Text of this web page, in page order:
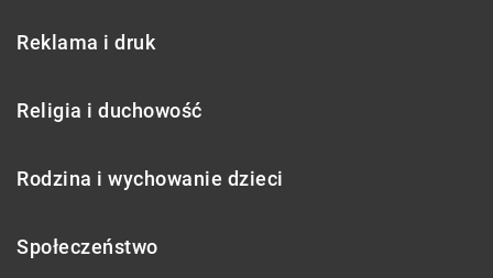
Reklama i druk
Religia i duchowość
Rodzina i wychowanie dzieci
Społeczeństwo